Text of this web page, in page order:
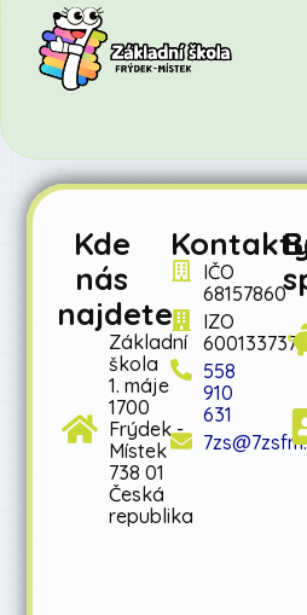
Kde
nás
najdete
Základní
škola
1. máje
1700
Frýdek -
Místek
738 01
Česká
republika
IČO
68157860
IZO
600133737
558
910
631